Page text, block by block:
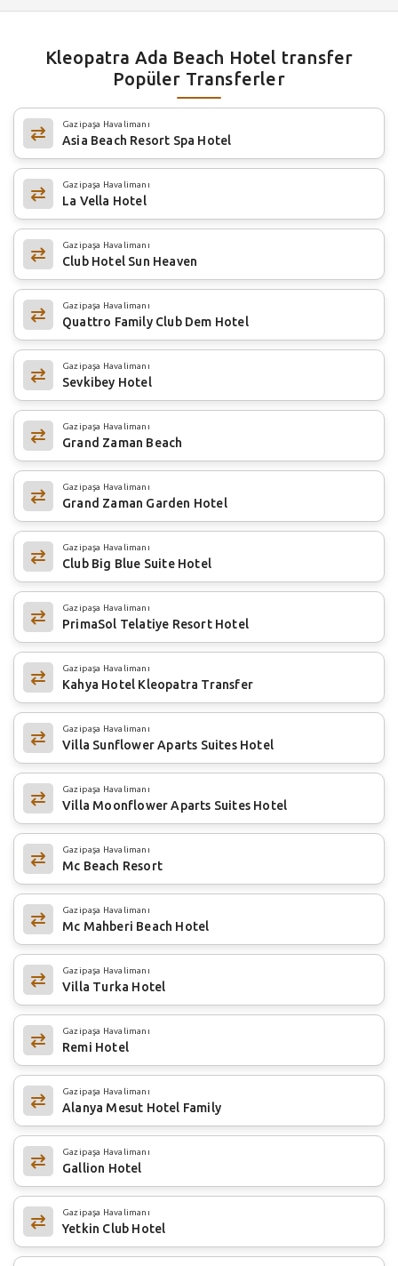
Kleopatra Ada Beach Hotel transfer
Popüler Transferler
Gazipaşa Havalimanı
Asia Beach Resort Spa Hotel
Gazipaşa Havalimanı
La Vella Hotel
Gazipaşa Havalimanı
Club Hotel Sun Heaven
Gazipaşa Havalimanı
Quattro Family Club Dem Hotel
Gazipaşa Havalimanı
Sevkibey Hotel
Gazipaşa Havalimanı
Grand Zaman Beach
Gazipaşa Havalimanı
Grand Zaman Garden Hotel
Gazipaşa Havalimanı
Club Big Blue Suite Hotel
Gazipaşa Havalimanı
PrimaSol Telatiye Resort Hotel
Gazipaşa Havalimanı
Kahya Hotel Kleopatra Transfer
Gazipaşa Havalimanı
Villa Sunflower Aparts Suites Hotel
Gazipaşa Havalimanı
Villa Moonflower Aparts Suites Hotel
Gazipaşa Havalimanı
Mc Beach Resort
Gazipaşa Havalimanı
Mc Mahberi Beach Hotel
Gazipaşa Havalimanı
Villa Turka Hotel
Gazipaşa Havalimanı
Remi Hotel
Gazipaşa Havalimanı
Alanya Mesut Hotel Family
Gazipaşa Havalimanı
Gallion Hotel
Gazipaşa Havalimanı
Yetkin Club Hotel